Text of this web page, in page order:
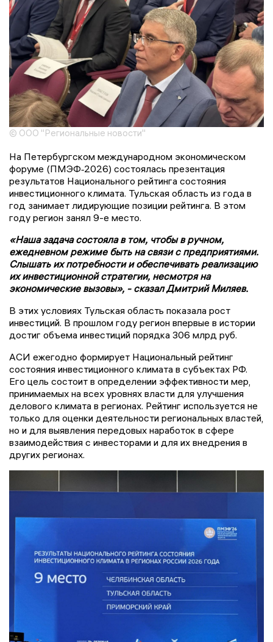
© ООО "Региональные новости"
На Петербургском международном экономическом
форуме (ПМЭФ‑2026) состоялась презентация
результатов Национального рейтинга состояния
инвестиционного климата. Тульская область из года в
год занимает лидирующие позиции рейтинга. В этом
году регион занял 9-е место.
«Наша задача состояла в том, чтобы в ручном,
ежедневном режиме быть на связи с предприятиями.
Слышать их потребности и обеспечивать реализацию
их инвестиционной стратегии, несмотря на
экономические вызовы», - сказал Дмитрий Миляев.
В этих условиях Тульская область показала рост
инвестиций. В прошлом году регион впервые в истории
достиг объема инвестиций порядка 306 млрд руб.
АСИ ежегодно формирует Национальный рейтинг
состояния инвестиционного климата в субъектах РФ.
Его цель состоит в определении эффективности мер,
принимаемых на всех уровнях власти для улучшения
делового климата в регионах. Рейтинг используется не
только для оценки деятельности региональных властей,
но и для выявления передовых наработок в сфере
взаимодействия с инвесторами и для их внедрения в
других регионах.